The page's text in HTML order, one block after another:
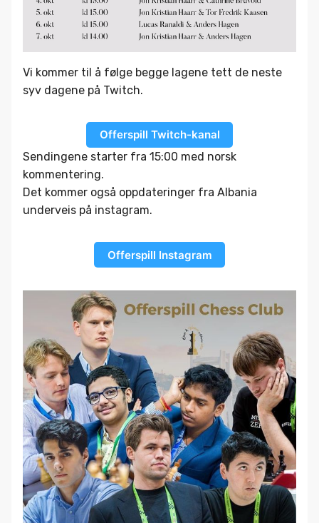
Vi kommer til å følge begge lagene tett de neste
syv dagene på Twitch.
Offerspill Twitch-kanal
Sendingene starter fra 15:00 med norsk
kommentering.
Det kommer også oppdateringer fra Albania
underveis på instagram.
Offerspill Instagram